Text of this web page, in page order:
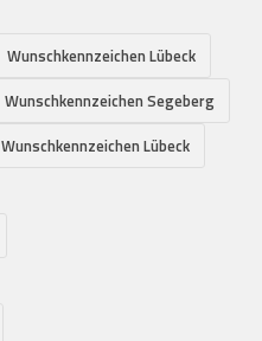
Wunschkennzeichen Lübeck
Wunschkennzeichen Segeberg
Wunschkennzeichen Lübeck